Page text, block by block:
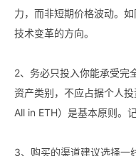
力，而非短期价格波动。
技术变革的方向。
2、务必只投入你能承受完
资产类别，不应占据个人
All in ETH）是基本原则。
3、购买的渠道建议选择一